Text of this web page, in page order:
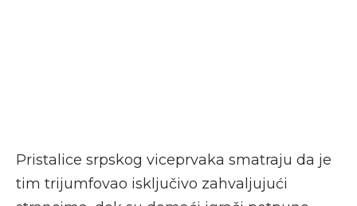
Pristalice srpskog viceprvaka smatraju da je
tim trijumfovao isključivo zahvaljujući